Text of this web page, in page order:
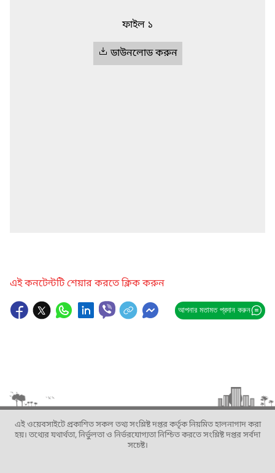
ফাইল ১
ডাউনলোড করুন
এই কনটেন্টটি শেয়ার করতে ক্লিক করুন
আপনার মতামত প্রদান করুন
এই ওয়েবসাইটে প্রকাশিত সকল তথ্য সংশ্লিষ্ট দপ্তর কর্তৃক নিয়মিত হালনাগাদ করা
হয়। তথ্যের যথার্থতা, নির্ভুলতা ও নির্ভরযোগ্যতা নিশ্চিত করতে সংশ্লিষ্ট দপ্তর সর্বদা
সচেষ্ট।